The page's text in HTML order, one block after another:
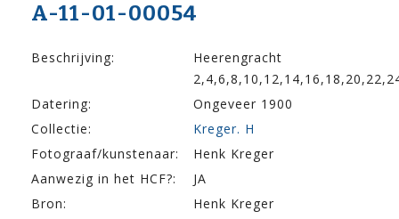
A-11-01-00054
Beschrijving:
Heerengracht
Datering:
Ongeveer 1900
Collectie:
Kreger. H
Fotograaf/kunstenaar:
Henk Kreger
Aanwezig in het HCF?:
JA
Bron:
Henk Kreger